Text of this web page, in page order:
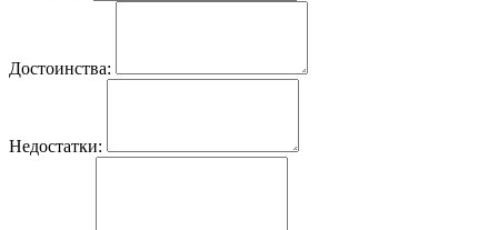
Достоинства:
Недостатки: